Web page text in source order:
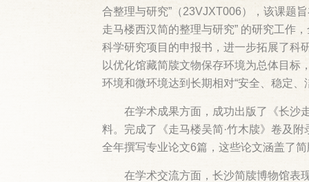
合整理与研究”（23VJXT006），该课题
走马楼西汉简的整理与研究” 的研究工作
科学研究项目的申报书，进一步拓展了科
以优化馆藏简牍文物保存环境为总体目标
环境和微环境达到长期相对“安全、稳定、
在学术成果方面，成功出版了《长沙
料。完成了《走马楼吴简·竹木牍》卷及
全年撰写专业论文6篇，这些论文涵盖了
在学术交流方面，长沙简牍博物馆表